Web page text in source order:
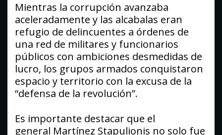
Mientras la corrupción avanzaba
aceleradamente y las alcabalas eran
refugio de delincuentes a órdenes de
una red de militares y funcionarios
públicos con ambiciones desmedidas de
lucro, los grupos armados conquistaron
espacio y territorio con la excusa de la
“defensa de la revolución”.
Es importante destacar que el
general Martínez Stapulionis no solo fue